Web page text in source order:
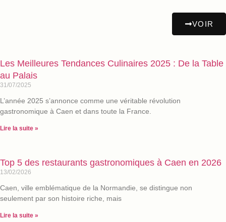
VOIR
Les Meilleures Tendances Culinaires 2025 : De la Table
au Palais
31/07/2025
L’année 2025 s’annonce comme une véritable révolution
gastronomique à Caen et dans toute la France.
Lire la suite »
Top 5 des restaurants gastronomiques à Caen en 2026
13/02/2026
Caen, ville emblématique de la Normandie, se distingue non
seulement par son histoire riche, mais
Lire la suite »